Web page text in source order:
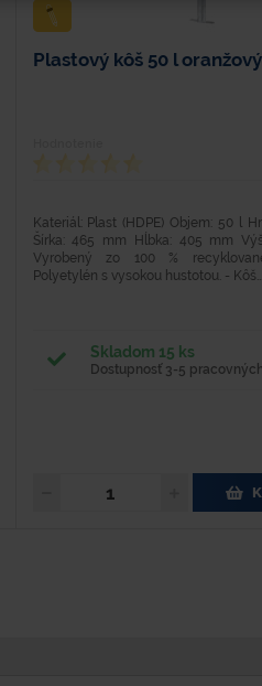
Plastový kôš 50 l oranžový
Kateriál: Plast (HDPE) Objem: 50 l
Šírka: 465 mm Hĺbka: 405 mm
Vyrobený zo 100 %
Polyetylén s vysokou hustotou. - Kôš...
Skladom 15 ks
Dostupnosť 3-5